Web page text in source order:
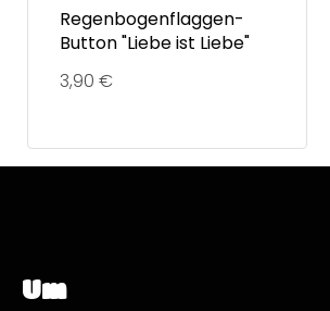
Regenbogenflaggen-
Button "Liebe ist Liebe"
3,90 €
Um